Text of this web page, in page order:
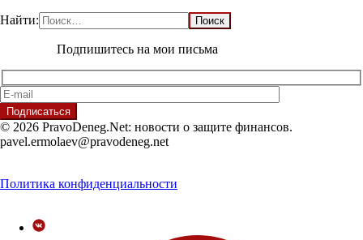
Найти:
Подпишитесь на мои письма
© 2026 PravoDeneg.Net: новости о защите финансов.
pavel.ermolaev@pravodeneg.net
Политика конфиденциальности